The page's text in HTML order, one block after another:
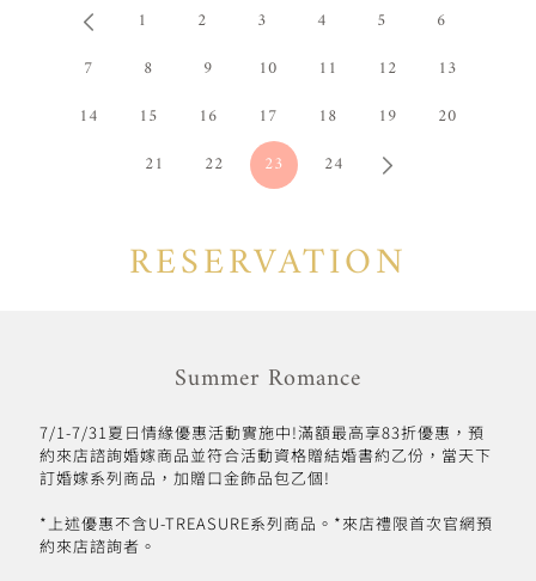
1 2 3 4 5
6
7
8 9 10 11 12
13
14
15 16 17 18 19
20
21
22 23 24
RESERVATION
Summer Romance
7/1-7/31夏日情緣優惠活動實施中!滿額最高享83折優惠，預
約來店諮詢婚嫁商品並符合活動資格贈結婚書約乙份，當天下
訂婚嫁系列商品，加贈口金飾品包乙個!
*上述優惠不含U-TREASURE系列商品。*來店禮限首次官網預
約來店諮詢者。